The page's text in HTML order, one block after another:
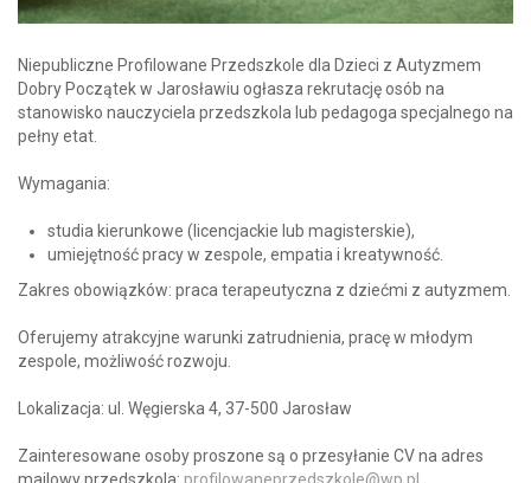
Niepubliczne Profilowane Przedszkole dla Dzieci z Autyzmem
Dobry Początek w Jarosławiu ogłasza rekrutację osób na
stanowisko nauczyciela przedszkola lub pedagoga specjalnego na
pełny etat.
Wymagania:
studia kierunkowe (licencjackie lub magisterskie),
umiejętność pracy w zespole, empatia i kreatywność.
Zakres obowiązków: praca terapeutyczna z dziećmi z autyzmem.
Oferujemy atrakcyjne warunki zatrudnienia, pracę w młodym
zespole, możliwość rozwoju.
Lokalizacja: ul. Węgierska 4, 37-500 Jarosław
Zainteresowane osoby proszone są o przesyłanie CV na adres